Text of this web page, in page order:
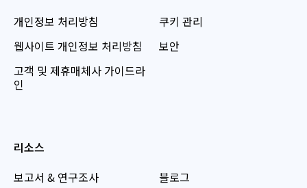
개인정보 처리방침
웹사이트 개인정보 처리방침
고객 및 제휴매체사 가이드라
인
쿠키 관리
보안
리소스
보고서 & 연구조사
블로그